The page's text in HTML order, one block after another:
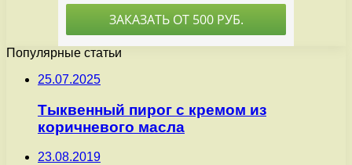
Популярные статьи
25.07.2025
Тыквенный пирог с кремом из
коричневого масла
23.08.2019